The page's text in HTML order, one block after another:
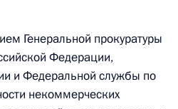
Генеральной прокуратуры
Федерации,
и Федеральной службы по
некоммерческих